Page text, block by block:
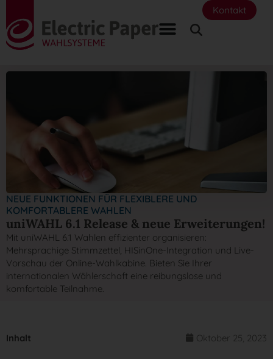
Kontakt
NEUE FUNKTIONEN FÜR FLEXIBLERE UND
KOMFORTABLERE WAHLEN
uniWAHL 6.1 Release & neue Erweiterungen!
Mit uniWAHL 6.1 Wahlen effizienter organisieren:
Mehrsprachige Stimmzettel, HISinOne-Integration und Live-
Vorschau der Online-Wahlkabine. Bieten Sie Ihrer
internationalen Wählerschaft eine reibungslose und
komfortable Teilnahme.
Oktober 25, 2023
Inhalt